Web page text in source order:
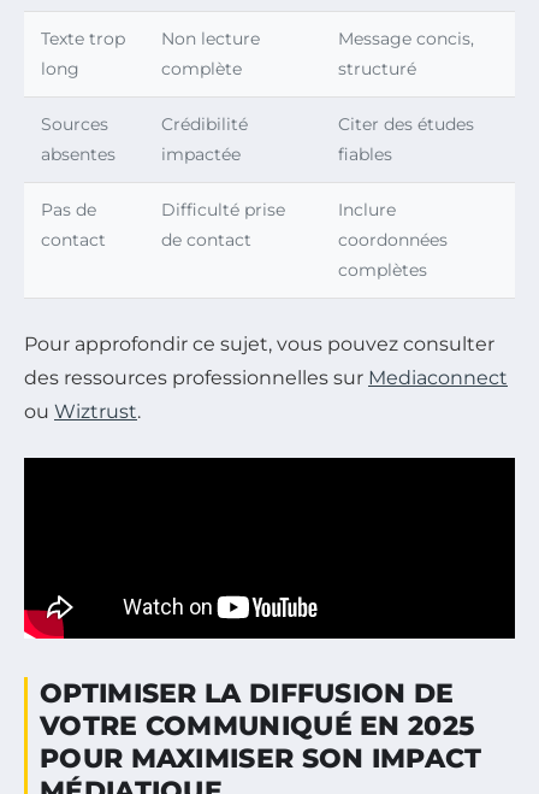
Texte trop
long
Non lecture
complète
Message concis,
structuré
Sources
absentes
Crédibilité
impactée
Citer des études
fiables
Pas de
contact
Difficulté prise
de contact
Inclure
coordonnées
complètes
Pour approfondir ce sujet, vous pouvez consulter
des ressources professionnelles sur Mediaconnect
ou Wiztrust.
OPTIMISER LA DIFFUSION DE
VOTRE COMMUNIQUÉ EN 2025
POUR MAXIMISER SON IMPACT